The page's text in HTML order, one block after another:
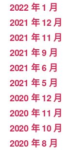
2022 年 1 月
2021 年 12 月
2021 年 11 月
2021 年 9 月
2021 年 6 月
2021 年 5 月
2020 年 12 月
2020 年 11 月
2020 年 10 月
2020 年 8 月